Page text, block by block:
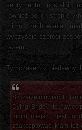
sentymentu, nostalgii
również po ich stronie.
mimo zachowania
wyczyścić szeregi
razem.
Tymczasem z
Szczerze mówiąc, to
Dying Bride i to nawet
moim miejscu, jest to
zaakceptować. Mam